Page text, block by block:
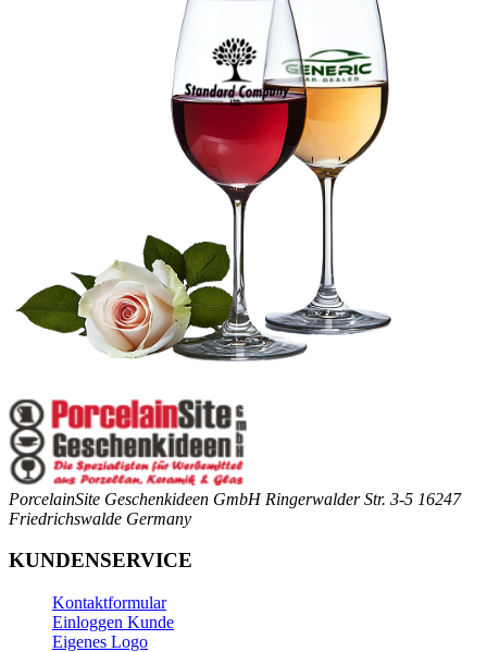
PorcelainSite Geschenkideen GmbH Ringerwalder Str. 3-5 16247
Friedrichswalde Germany
KUNDENSERVICE
Kontaktformular
Einloggen Kunde
Eigenes Logo